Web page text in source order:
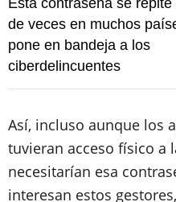
Esta contraseña se repite
de veces en muchos
pone en bandeja a los
ciberdelincuentes
Así, incluso aunque los
tuvieran acceso físico a
necesitarían esa
interesan estos